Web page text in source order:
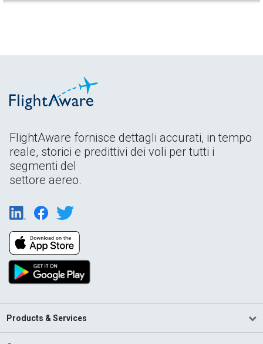
FlightAware fornisce dettagli accurati, in tempo
reale, storici e predittivi dei voli per tutti i
segmenti del
settore aereo.
Products & Services